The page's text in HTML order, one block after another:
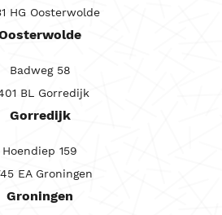
Carrosserie
Maandprijs tot
-
-
HG Oosterwolde
Badweg 58
BL Gorredijk
Gorredijk
Hoendiep 159
EA Groningen
Groningen